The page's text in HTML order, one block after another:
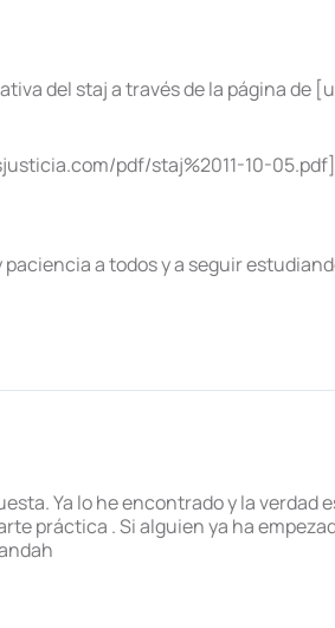
del staj a través de la página
pdf/staj%2011-10-
a todos y a seguir
Ya lo he encontrado y la verdad
práctica . Si alguien ya ha